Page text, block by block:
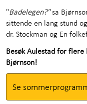
"Badelegen?"sa
sittende en lang stund
dr. Stockman og En
Besøk Aulestad for
Bjørnson!
Se